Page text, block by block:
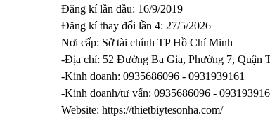
Đăng kí lần đầu: 16/9/2019
Đăng kí thay đổi lần 4: 27/5/2026
Nơi cấp: Sở tài chính TP Hồ Chí Minh
-Địa chỉ: 52 Đường Ba Gia, Phường 7, Quận
-Kinh doanh: 0935686096 - 0931939161
-Kinh doanh/tư vấn: 0935686096 -
Website: https://thietbiytesonha.com/